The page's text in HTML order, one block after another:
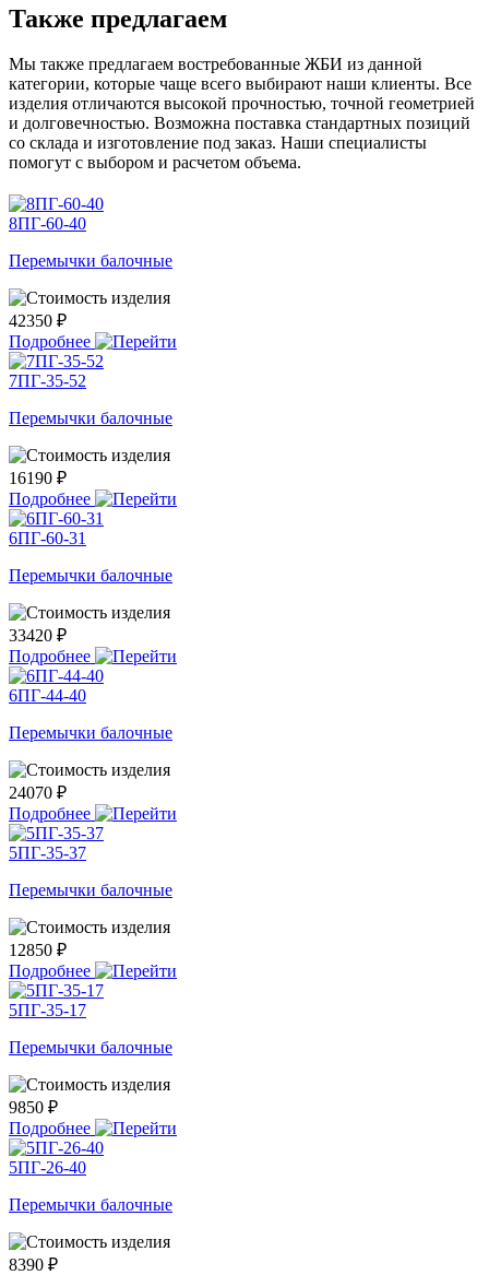
Также предлагаем
Мы также предлагаем востребованные ЖБИ из данной
категории, которые чаще всего выбирают наши клиенты. Все
изделия отличаются высокой прочностью, точной геометрией
и долговечностью. Возможна поставка стандартных позиций
со склада и изготовление под заказ. Наши специалисты
помогут с выбором и расчетом объема.
8ПГ-60-40
Перемычки балочные
42350 ₽
Подробнее
7ПГ-35-52
Перемычки балочные
16190 ₽
Подробнее
6ПГ-60-31
Перемычки балочные
33420 ₽
Подробнее
6ПГ-44-40
Перемычки балочные
24070 ₽
Подробнее
5ПГ-35-37
Перемычки балочные
12850 ₽
Подробнее
5ПГ-35-17
Перемычки балочные
9850 ₽
Подробнее
5ПГ-26-40
Перемычки балочные
8390 ₽